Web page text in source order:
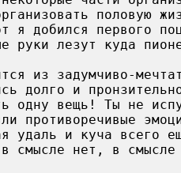
половую
я добился первого
руки лезут куда
из задумчиво-
долго и
одну вещь! Ты не
противоречивые
удаль и куча всего
смысле нет, в